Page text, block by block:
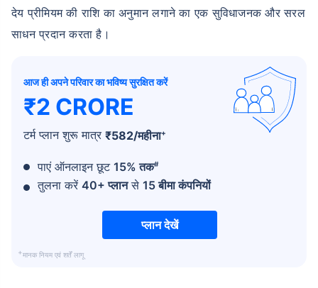
देय प्रीमियम की राशि का अनुमान लगाने का एक सुविधाजनक और सरल
साधन प्रदान करता है।
आज ही अपने परिवार का भविष्य सुरक्षित करें
₹2 CRORE
टर्म प्लान शुरू मात्र ₹582/महीना+
पाएं ऑनलाइन छूट 15% तक#
तुलना करें 40+ प्लानसे 15 बीमा कंपनियों
प्लान देखें
+मानक नियम एवं शर्तें लागू